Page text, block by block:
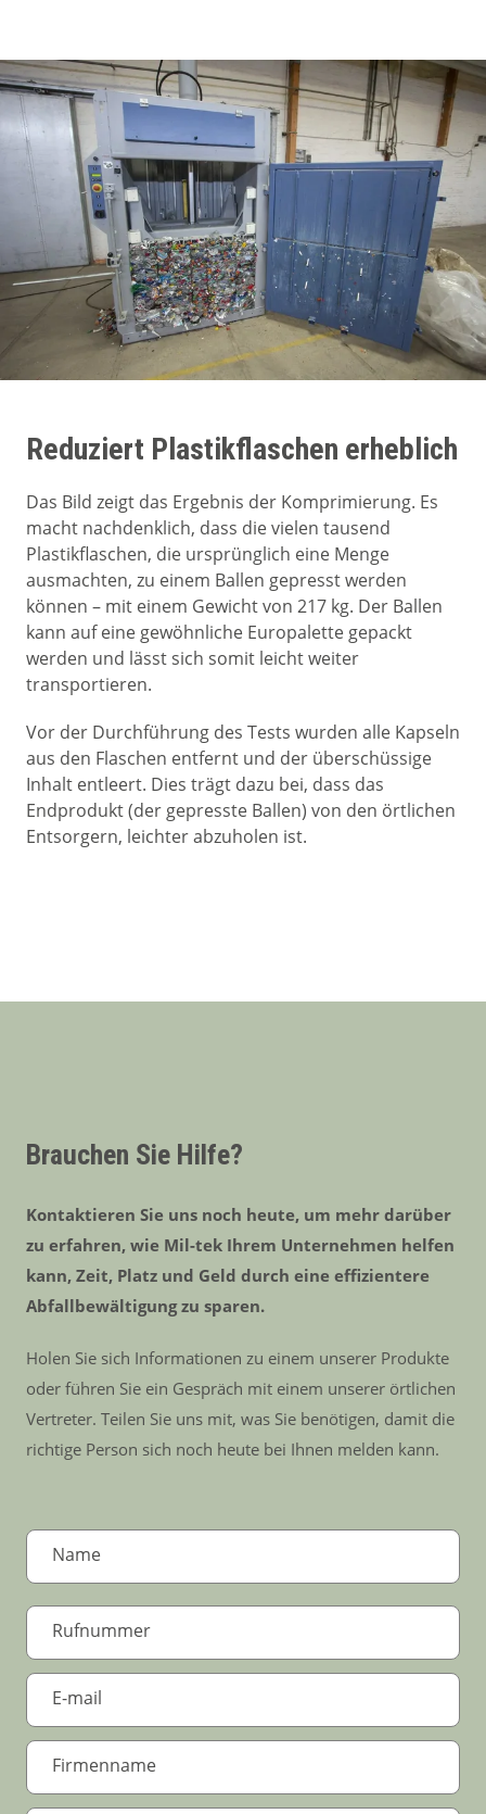
Reduziert Plastikflaschen erheblich
Das Bild zeigt das Ergebnis der Komprimierung. Es
macht nachdenklich, dass die vielen tausend
Plastikflaschen, die ursprünglich eine Menge
ausmachten, zu einem Ballen gepresst werden
können – mit einem Gewicht von 217 kg. Der Ballen
kann auf eine gewöhnliche Europalette gepackt
werden und lässt sich somit leicht weiter
transportieren.
Vor der Durchführung des Tests wurden alle Kapseln
aus den Flaschen entfernt und der überschüssige
Inhalt entleert. Dies trägt dazu bei, dass das
Endprodukt (der gepresste Ballen) von den örtlichen
Entsorgern, leichter abzuholen ist.
Brauchen Sie Hilfe?
Kontaktieren Sie uns noch heute, um mehr darüber
zu erfahren, wie Mil-tek Ihrem Unternehmen helfen
kann, Zeit, Platz und Geld durch eine effizientere
Abfallbewältigung zu sparen.
Holen Sie sich Informationen zu einem unserer Produkte
oder führen Sie ein Gespräch mit einem unserer örtlichen
Vertreter. Teilen Sie uns mit, was Sie benötigen, damit die
richtige Person sich noch heute bei Ihnen melden kann.